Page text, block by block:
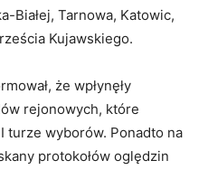
Białej, Tarnowa, Katowic,
Kujawskiego.
że wpłynęły
rejonowych, które
turze wyborów. Ponadto na
protokołów oględzin